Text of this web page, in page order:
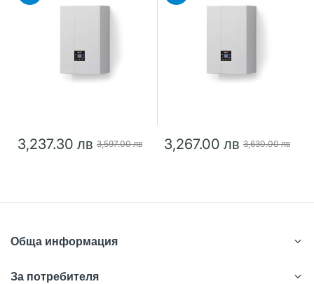
3,237.30 лв 3,597.00 лв 3,267.00 лв 3,630.00 лв
Обща информация
За потребителя